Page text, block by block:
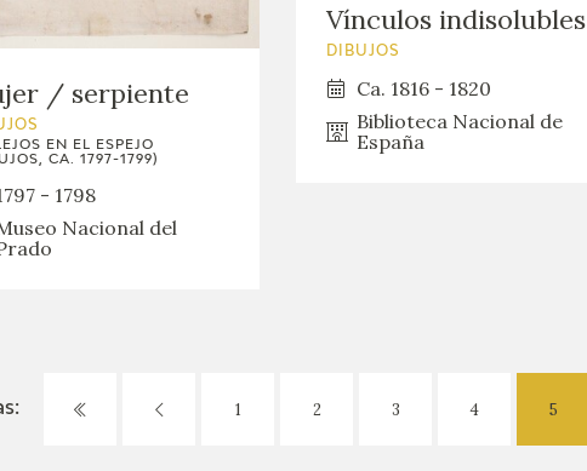
/ serpiente
EN EL ESPEJO
CA. 1797-1799)
- 1798
Nacional del
Vínculos indisolubles
DIBUJOS
Ca. 1816 - 1820
Biblioteca Nacional de
España
1 2 3 4 5